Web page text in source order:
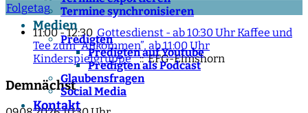
Termine synchronisieren
Medien
Predigten
Predigten auf Youtube
Predigten als Podcast
Glaubensfragen
Social Media
Kontakt
Folgetag
11:00 - 12:30Gottesdienst - ab 10:30 Uhr Kaffee und
Tee zum “Ankommen”, ab 11:00 Uhr
Kinderspielgruppe :: EFG-Elmshorn
Demnächst